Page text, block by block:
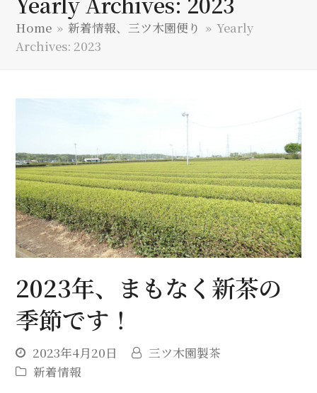
Home » 新着情報、三ツ木園便り » Yearly
Archives: 2023
2023年、まもなく新茶の
季節です！
2023年4月20日
三ツ木園製茶
新着情報